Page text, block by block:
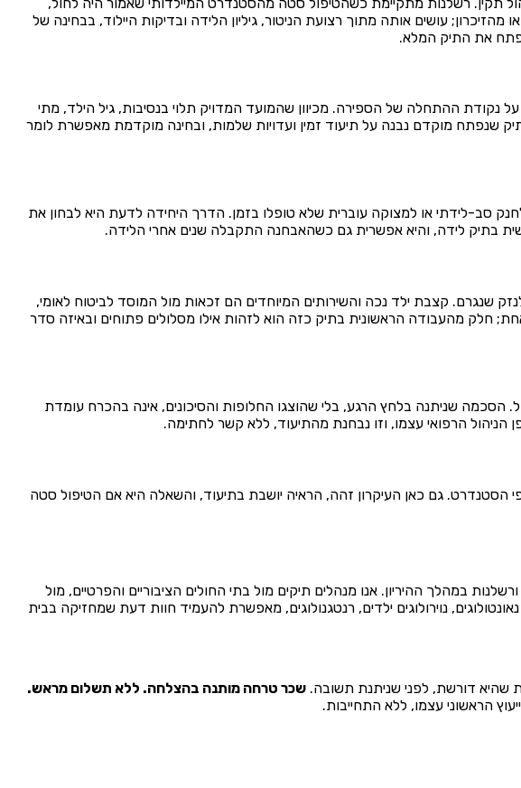
עושים אותה מתוך רצועת הניטור, גיליון הלידה ובדיקות היילוד, בבחינה של
פתח את התיק המלא.
נקודת ההתחלה של הספירה. מכיוון שהמועד המדויק תלוי בנסיבות, גיל הילד, מתי
מוקדם נבנה על תיעוד זמין ועדויות שלמות, ובחינה מוקדמת מאפשרת לומר
סב-לידתי או למצוקה עוברית שלא טופלו בזמן. הדרך היחידה לדעת היא לבחון את
בתיק לידה, והיא אפשרית גם כשהאבחנה התקבלה שנים אחרי הלידה.
שנגרם. קצבת ילד נכה והשירותים המיוחדים הם זכאות מול המוסד לביטוח לאומי,
חלק מהעבודה הראשונית בתיק כזה הוא לזהות אילו מסלולים פתוחים ובאיזה סדר
שניתנה בלחץ הרגע, בלי שהוצגו החלופות והסיכונים, אינה בהכרח עומדת
הרפואי עצמו, וזו נבחנת מהתיעוד, ללא קשר לחתימה.
הסטנדרט. גם כאן העיקרון זהה, הראיה יושבת בתיעוד, והשאלה היא אם הטיפול סטה
במהלך ההיריון. אנו מנהלים תיקים מול בתי החולים הציבוריים והפרטיים, מול
נוירולוגים ילדים, רנטגנולוגים, מאפשרת להעמיד חוות דעת שמחזיקה בבית
שהיא דורשת, לפני שניתנת תשובה. שכר טרחה מותנה בהצלחה. ללא תשלום מראש.
הראשוני עצמו, ללא התחייבות.